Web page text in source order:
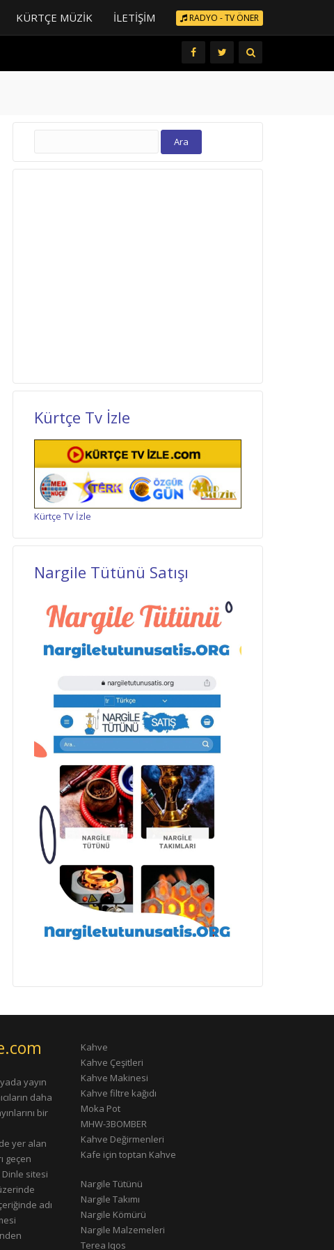
RADYO - TV ÖNER
KÜRTÇE MÜZIK İLETIŞIM
Arama:
Kürtçe Tv İzle
Kürtçe TV İzle
Nargile Tütünü Satışı
yayın
daha
bir
yer alan
geçen
sitesi
adı
Kahve
Kahve Çeşitleri
Kahve Makinesi
Kahve filtre kağıdı
Moka Pot
MHW-3BOMBER
Kahve Değirmenleri
Kafe için toptan Kahve
Nargile Tütünü
Nargile Takımı
Nargile Kömürü
Nargile Malzemeleri
Terea Iqos